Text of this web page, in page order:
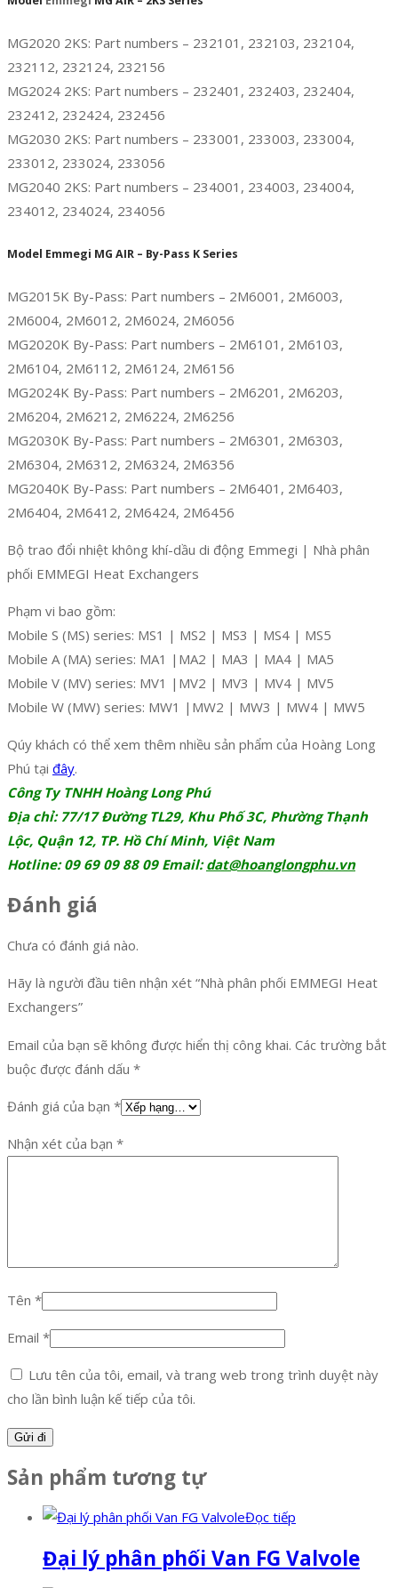
MG2020 2KS: Part numbers – 232101, 232103, 232104,
232112, 232124, 232156
MG2024 2KS: Part numbers – 232401, 232403, 232404,
232412, 232424, 232456
MG2030 2KS: Part numbers – 233001, 233003, 233004,
233012, 233024, 233056
MG2040 2KS: Part numbers – 234001, 234003, 234004,
234012, 234024, 234056
Model Emmegi MG AIR – By-Pass K Series
MG2015K By-Pass: Part numbers – 2M6001, 2M6003,
2M6004, 2M6012, 2M6024, 2M6056
MG2020K By-Pass: Part numbers – 2M6101, 2M6103,
2M6104, 2M6112, 2M6124, 2M6156
MG2024K By-Pass: Part numbers – 2M6201, 2M6203,
2M6204, 2M6212, 2M6224, 2M6256
MG2030K By-Pass: Part numbers – 2M6301, 2M6303,
2M6304, 2M6312, 2M6324, 2M6356
MG2040K By-Pass: Part numbers – 2M6401, 2M6403,
2M6404, 2M6412, 2M6424, 2M6456
Bộ trao đổi nhiệt không khí-dầu di động Emmegi | Nhà phân
phối EMMEGI Heat Exchangers
Phạm vi bao gồm:
Mobile S (MS) series: MS1 | MS2 | MS3 | MS4 | MS5
Mobile A (MA) series: MA1 |MA2 | MA3 | MA4 | MA5
Mobile V (MV) series: MV1 |MV2 | MV3 | MV4 | MV5
Mobile W (MW) series: MW1 |MW2 | MW3 | MW4 | MW5
Qúy khách có thể xem thêm nhiều sản phẩm của Hoàng Long
Phú tại đây.
Công Ty TNHH Hoàng Long Phú
Địa chỉ: 77/17 Đường TL29, Khu Phố 3C, Phường Thạnh
Lộc, Quận 12, TP. Hồ Chí Minh, Việt Nam
Hotline: 09 69 09 88 09 Email:dat@hoanglongphu.vn
Đánh giá
Chưa có đánh giá nào.
Hãy là người đầu tiên nhận xét “Nhà phân phối EMMEGI Heat
Exchangers”
Email của bạn sẽ không được hiển thị công khai. Các trường bắt
buộc được đánh dấu *
Đánh giá của bạn *
Nhận xét của bạn *
Tên *
Email *
Lưu tên của tôi, email, và trang web trong trình duyệt này
cho lần bình luận kế tiếp của tôi.
Sản phẩm tương tự
Đọc tiếp
Đại lý phân phối Van FG Valvole